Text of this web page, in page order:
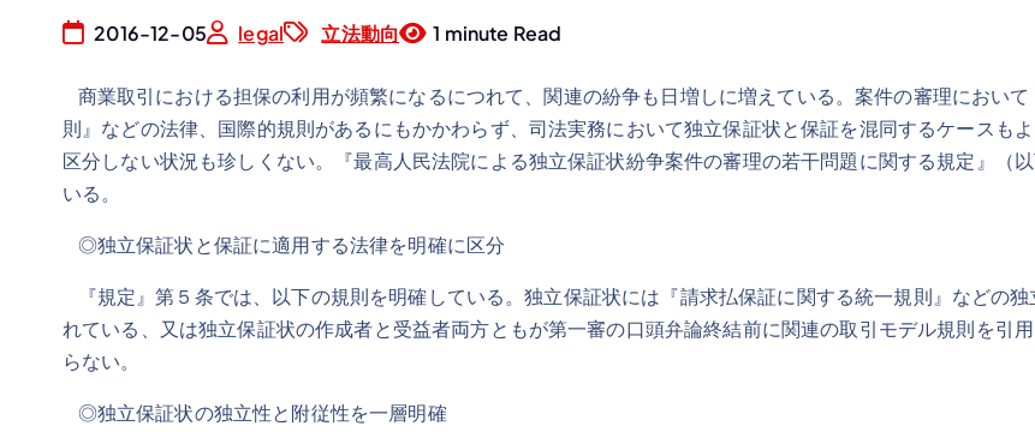
2016-12-05 legal 立法動向 1 minute Read
商業取引における担保の利用が頻繁になるにつれて、関連の紛争も日増しに増えている。案件の審理におい
則』などの法律、国際的規則があるにもかかわらず、司法実務において独立保証状と保証を混同するケースも
区分しない状況も珍しくない。『最高人民法院による独立保証状紛争案件の審理の若干問題に関する規定』（
いる。
◎独立保証状と保証に適用する法律を明確に区分
『規定』第５条では、以下の規則を明確している。独立保証状には『請求払保証に関する統一規則』などの
れている、又は独立保証状の作成者と受益者両方ともが第一審の口頭弁論終結前に関連の取引モデル規則を引
らない。
◎独立保証状の独立性と附従性を一層明確